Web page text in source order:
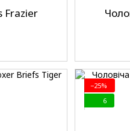
Frazier
−25%
6